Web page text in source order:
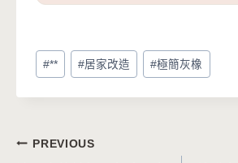
Post
Tags:
#** #居家改造 #極簡灰橡
文PREVIOUS